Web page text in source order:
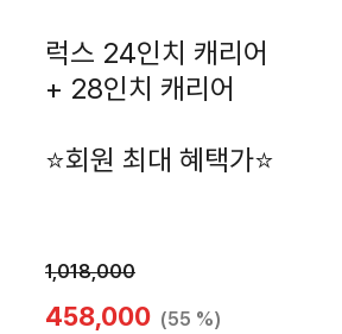
럭스 24인치 캐리어
+ 28인치 캐리어
⭐회원 최대 혜택가⭐
1,018,000
458,000 (55 %)